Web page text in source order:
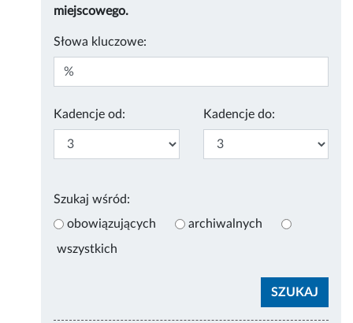
miejscowego.
Słowa kluczowe:
Kadencje od: Kadencje do:
Szukaj wśród:
obowiązujących
archiwalnych
wszystkich